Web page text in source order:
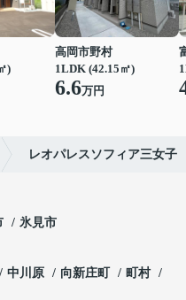
)
高岡市野村
1LDK (42.15㎡)
6.6万円
レオパレスソフィア三女子
氷見市
中川原 向新庄町
町村